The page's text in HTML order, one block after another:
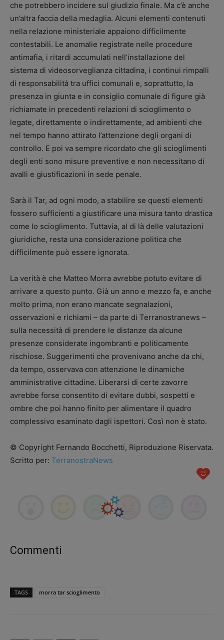
che potrebbero incidere sul giudizio finale. Ma c’è anche
un’altra faccia della medaglia. Alcuni elementi contenuti
nella relazione ministeriale appaiono difficilmente
contestabili. Le anomalie registrate nelle procedure
antimafia, i ritardi accumulati nell’installazione del
sistema di videosorveglianza cittadina, i continui rimpalli
di responsabilità tra uffici comunali e, soprattutto, la
presenza in giunta e in consiglio comunale di figure già
richiamate in precedenti relazioni di scioglimento o
legate, direttamente o indirettamente, ad ambienti che
nel tempo hanno attirato l’attenzione degli organi di
controllo. E poi va sempre ricordato che gli scioglimenti
degli enti sono misure preventive e non necessitano di
avalli e giustificazioni in sede penale.
Sarà il Tar, ad ogni modo, a stabilire se questi elementi
fossero sufficienti a giustificare una misura tanto drastica
come lo scioglimento. Tuttavia, al di là delle valutazioni
giuridiche, resta una considerazione politica che
difficilmente può essere ignorata.
La verità è che Matteo Morra avrebbe potuto evitare di
arrivare a questo punto. Già un anno e mezzo fa, e anche
molto prima, non erano mancate segnalazioni,
osservazioni e richiami – da parte di Terranostranews –
sulla necessità di prendere le distanze da alcune
presenze considerate ingombranti e politicamente
rischiose. Suggerimenti che provenivano anche da chi,
da tempo, osservava con attenzione le dinamiche
amministrative cittadine. Liberarsi di certe zavorre
avrebbe forse consentito di evitare dubbi, sospetti e
ombre che poi hanno finito per alimentare il quadro
complessivo esaminato dagli ispettori. Così non è stato.
© Copyright Fernando Bocchetti, Riproduzione Riservata.
Scritto per: TerranostraNews
Commenti
TAGS morra tar scioglimento